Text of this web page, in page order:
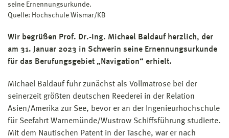
seine Ernennungsurkunde.
Quelle: Hochschule Wismar/KB
Wir begrüßen Prof. Dr.-Ing. Michael Baldauf herzlich, der
am 31. Januar 2023 in Schwerin seine Ernennungsurkunde
für das Berufungsgebiet „Navigation“ erhielt.
Michael Baldauf fuhr zunächst als Vollmatrose bei der
seinerzeit größten deutschen Reederei in der Relation
Asien/Amerika zur See, bevor er an der Ingenieurhochschule
für Seefahrt Warnemünde/Wustrow Schiffsführung studierte.
Mit dem Nautischen Patent in der Tasche, war er nach